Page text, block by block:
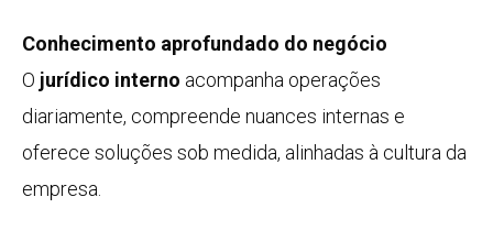
Conhecimento aprofundado do negócio
O jurídico interno acompanha operações
diariamente, compreende nuances internas e
oferece soluções sob medida, alinhadas à cultura da
empresa.